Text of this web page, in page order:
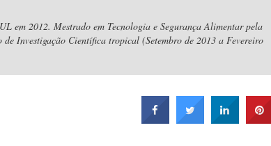
em 2012. Mestrado em Tecnologia e Segurança Alimentar pela
Investigação Científica tropical (Setembro de 2013 a Fevereiro